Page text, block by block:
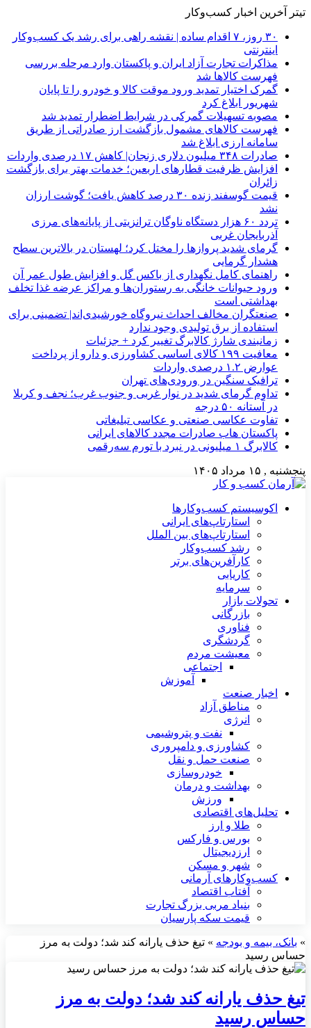
تیتر آخرین اخبار کسب‌وکار
۳۰ روز، ۷ اقدام ساده | نقشه راهی برای رشد یک کسب‌وکار
اینترنتی
مذاکرات تجارت آزاد ایران و پاکستان وارد مرحله بررسی
فهرست کالاها شد
گمرک اختیار تمدید ورود موقت کالا و خودرو را تا پایان
شهریور ابلاغ کرد
مصوبه تسهیلات گمرکی در شرایط اضطرار تمدید شد
فهرست کالاهای مشمول بازگشت ارز صادراتی از طریق
سامانه ارزی ابلاغ شد
صادرات ۳۴۸ میلیون دلاری زنجان| ‌کاهش ۱۷ درصدی واردات
افزایش ظرفیت قطارهای اربعین؛ خدمات بهتر برای بازگشت
زائران
قیمت گوسفند زنده ۳۰ درصد کاهش یافت؛ گوشت ارزان
نشد
تردد ۶۰ هزار دستگاه ناوگان ترانزیتی از پایانه‌های مرزی
آذربایجان ‌غربی
گرمای شدید پروازها را مختل کرد؛ لهستان در بالاترین سطح
هشدار گرمایی
راهنمای کامل نگهداری از باکس گل و افزایش طول عمر آن
ورود حیوانات خانگی به رستوران‌ها و مراکز عرضه غذا تخلف
بهداشتی است
صنعتگران مخالف احداث نیروگاه خورشیدی‌اند| تضمینی برای
استفاده از برق تولیدی وجود ندارد
زمانبندی شارژ کالابرگ تغییر کرد + جزئیات
معافیت ۱۹۹ کالای اساسی کشاورزی و دارو از پرداخت
عوارض ۱.۲ درصدی واردات
ترافیک سنگین در ورودی‌های تهران
تداوم گرمای شدید در نوار غربی و جنوب غرب؛ نجف و کربلا
در آستانه ۵۰ درجه
تفاوت عکاسی صنعتی و عکاسی تبلیغاتی
پاکستان هاب صادرات مجدد کالاهای ایرانی
کالابرگ ۱ میلیونی در نبرد با تورم سه‌رقمی
پنجشنبه , ۱۵ مرداد ۱۴۰۵
اکوسیستم کسب‌وکارها
استارتاپ‌های ایرانی
استارتاپ‌های بین الملل
رشد کسب‌وکار
کارآفرین‌های برتر
کاریابی
سرمایه
تحولات بازار
بازرگانی
فناوری
گردشگری
معیشت مردم
اجتماعی
آموزش
اخبار صنعت
مناطق آزاد
انرژی
نفت و پتروشیمی
کشاورزی و دامپروری
صنعت حمل و نقل
خودروسازی
بهداشت و درمان
ورزش
تحلیل‌های اقتصادی
طلا و ارز
بورس و فارکس
ارزدیجیتال
شهر و مسکن
کسب‌وکارهای آرمانی
آفتاب اقتصاد
بنیاد مربی بزرگ تجارت
قیمت سکه پارسیان
» بانک، بیمه و بودجه » تیغ حذف یارانه کند شد؛ دولت به مرز
حساس رسید
تیغ حذف یارانه کند شد؛ دولت به مرز
حساس رسید